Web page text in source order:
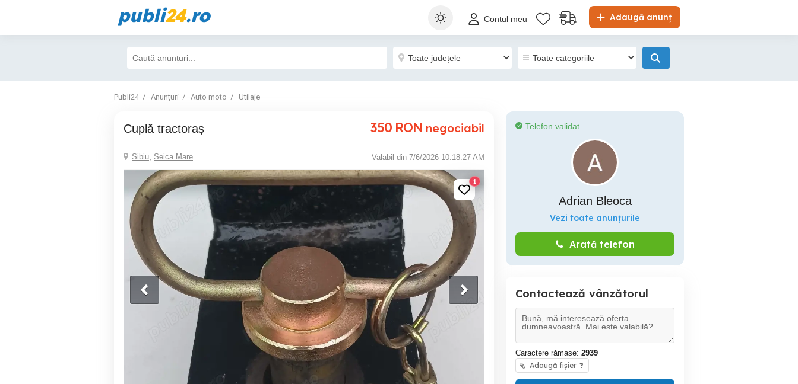
publi24.ro Adaugă anunț
Contul meu
Publi24 Anunțuri Auto moto Utilaje
Cuplă tractoraș 350 RON negociabil
Sibiu, Seica Mare Valabil din 7/6/2026 10:18:27 AM
1
Telefon validat
Adrian Bleoca
Vezi toate anunțurile
Arată telefon
Contactează vânzătorul
Caractere rămase: 2939
Adaugă fișier ?